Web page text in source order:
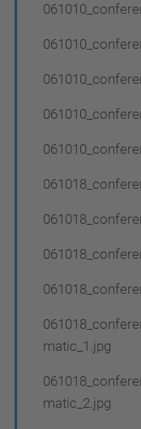
matic_1.jpg
matic_2.jpg